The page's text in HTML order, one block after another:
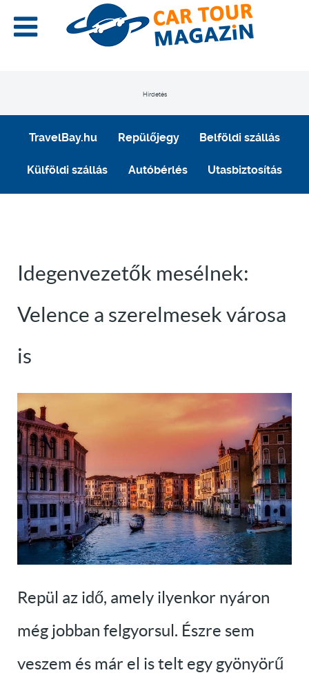
Hirdetés
TravelBay.hu Repülőjegy Belföldi szállás
Külföldi szállás Autóbérlés Utasbiztosítás
Idegenvezetők mesélnek:
Velence a szerelmesek városa
is
Repül az idő, amely ilyenkor nyáron
még jobban felgyorsul. Észre sem
veszem és már el is telt egy gyönyörű